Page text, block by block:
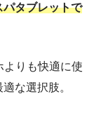
タブレットで
よりも快適に使
な選択肢。